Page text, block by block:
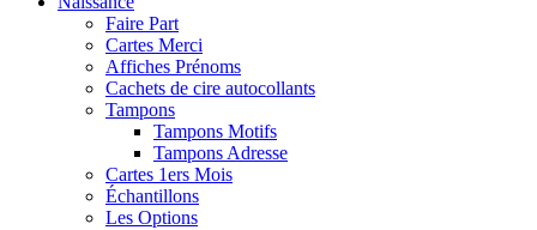
Faire Part
Cartes Merci
Affiches Prénoms
Cachets de cire autocollants
Tampons
Tampons Motifs
Tampons Adresse
Cartes 1ers Mois
Échantillons
Les Options